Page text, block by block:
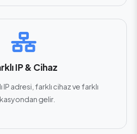
IP & Cihaz
IP adresi, farklı cihaz ve farklı
gelir.